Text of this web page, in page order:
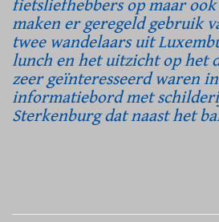
fietsliefhebbers op maar
maken er geregeld gebruik
twee wandelaars uit
lunch en het uitzicht op het
zeer geïnteresseerd waren
informatiebord met
Sterkenburg dat naast het